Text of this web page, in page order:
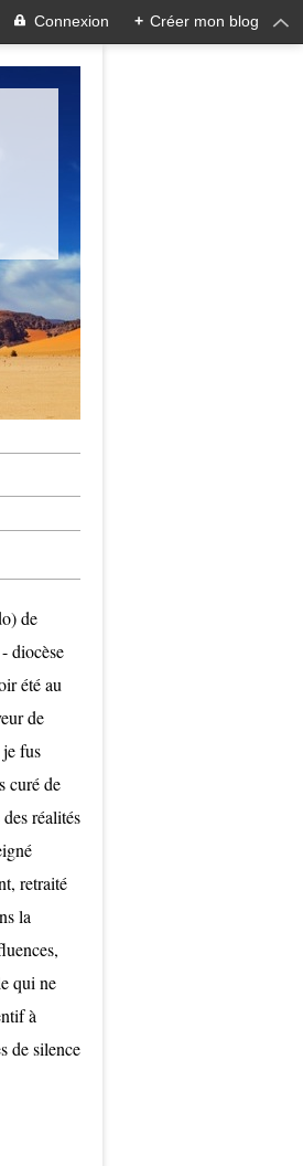
Connexion + Créer mon blog
de
diocèse
été au
de
fus
curé de
réalités
retraité
la
qui ne
à
de silence